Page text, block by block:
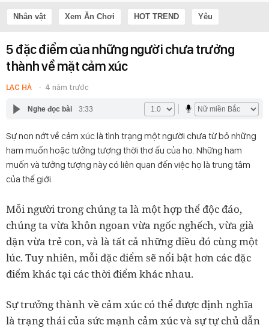
Nhân vật Xem Ăn Chơi HOT TREND Yêu
5 đặc điểm của những người chưa trưởng
thành về mặt cảm xúc
LẠC HÀ 4 năm trước
Nghe đọc bài 3:33
Sự non nớt về cảm xúc là tình trạng một người chưa từ bỏ những
ham muốn hoặc tưởng tượng thời thơ ấu của họ. Những ham
muốn và tưởng tượng này có liên quan đến việc họ là trung tâm
của thế giới.
Mỗi người trong chúng ta là một hợp thể độc đáo,
chúng ta vừa khôn ngoan vừa ngốc nghếch, vừa già
dặn vừa trẻ con, và là tất cả những điều đó cùng một
lúc. Tuy nhiên, mỗi đặc điểm sẽ nổi bật hơn các đặc
điểm khác tại các thời điểm khác nhau.
Sự trưởng thành về cảm xúc có thể được định nghĩa
là trạng thái của sức mạnh cảm xúc và sự tự chủ dẫn